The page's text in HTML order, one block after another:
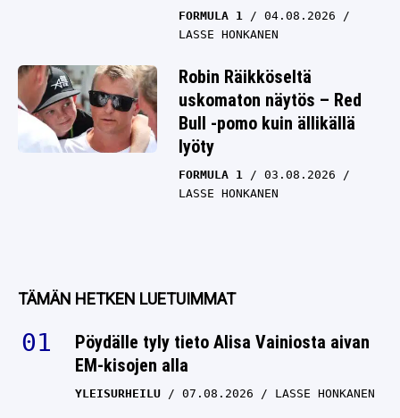
FORMULA 1
04.08.2026
LASSE HONKANEN
Robin Räikköseltä
uskomaton näytös – Red
Bull -pomo kuin ällikällä
lyöty
FORMULA 1
03.08.2026
LASSE HONKANEN
EM-kisojen alla
YLEISURHEILU 07.08.2026